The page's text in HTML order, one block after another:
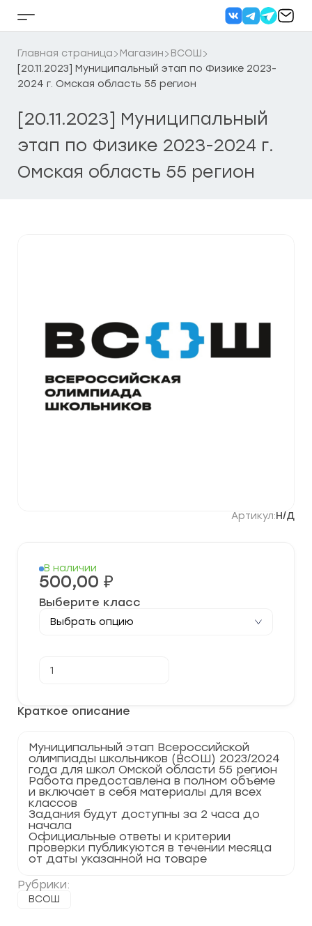
Кнопка
бокового
меню
Главная страница Магазин
ВСОШ
[20.11.2023] Муниципальный этап по Физике 2023-
2024 г. Омская область 55 регион
[20.11.2023] Муниципальный
этап по Физике 2023-2024 г.
Омская область 55 регион
Артикул:Н/Д
Краткое описание
Муниципальный этап Всероссийской
олимпиады школьников (ВсОШ) 2023/2024
года для школ Омской области 55 регион
Работа предоставлена в полном объёме
и включает в себя материалы для всех
классов
Задания будут доступны за 2 часа до
начала
Официальные ответы и критерии
проверки публикуются в течении месяца
от даты указанной на товаре
Рубрики:
ВСОШ
В наличии
500,00 ₽
Выберите класс
товара
этап
по
2024
г.
Омская
область
55
регион